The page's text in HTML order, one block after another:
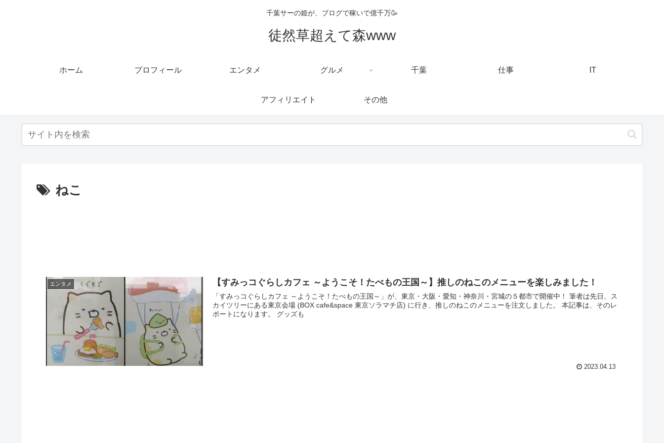
千葉サーの姫が、ブログで稼いで億千万🥳
徒然草超えて森www
ホーム プロフィール エンタメ グルメ 千葉 仕事 IT
アフィリエイト その他
ねこ
エンタメ 【すみっコぐらしカフェ ～ようこそ！たべもの王国～】推しのねこのメニューを楽しみました！
「すみっコぐらしカフェ ～ようこそ！たべもの王国～」が、東京・大阪・愛知・神奈川・宮城の５都市で開催中！ 筆者は先日、ス
カイツリーにある東京会場 (BOX cafe&space 東京ソラマチ店) に行き、推しのねこのメニューを注文しました。 本記事は、そのレ
ポートになります。 グッズも
2023.04.13